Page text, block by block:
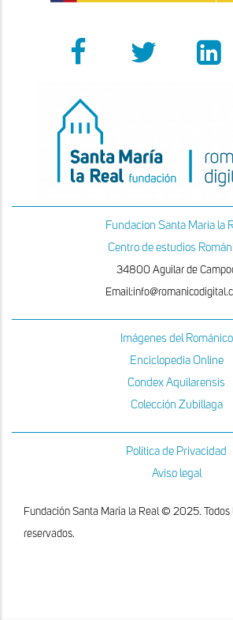
Fundacion Santa Maria la
Centro de estudios
34800 Aguilar de
Imágenes del Románico
Enciclopedia Online
Condex Aquilarensis
Colección Zubillaga
Política de Privacidad
Aviso legal
Fundación Santa María la Real © 2025. Todos
reservados.